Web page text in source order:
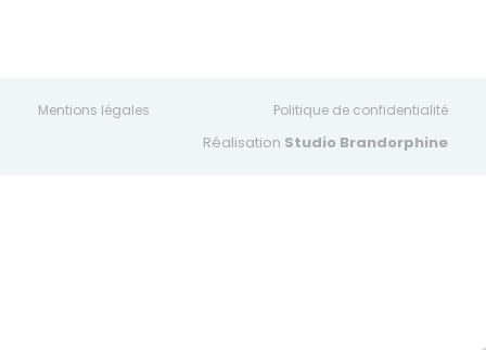
Mentions légales Politique de confidentialité
Réalisation Studio Brandorphine